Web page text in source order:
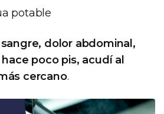
potable
dolor abdominal,
poco pis, acudí al
cercano.